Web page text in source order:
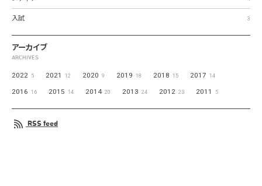
入試 3
アーカイブ
ARCHIVES
2022 5 2021 12 2020 9 2019 18 2018 15 2017 14
2016 16 2015 14 2014 20 2013 24 2012 23 2011 5
RSS feed